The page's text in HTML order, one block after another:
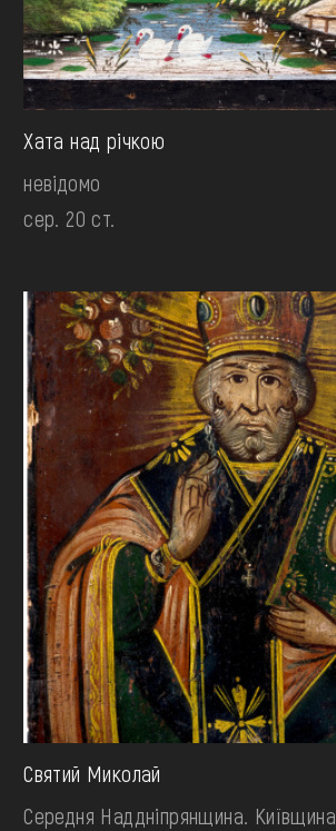
Хата над річкою
невідомо
сер. 20 ст.
Святий Миколай
Середня Наддніпрянщина. Київщина